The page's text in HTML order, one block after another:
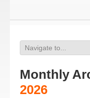
Monthly
2026